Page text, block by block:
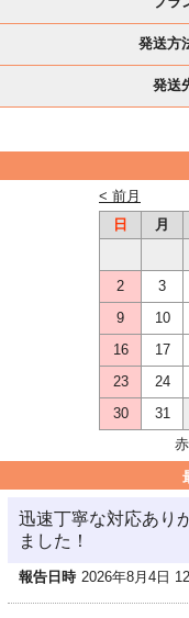
発送方
発送
< 前月
日
月
2
3
9
10
16
17
23
24
30
31
迅速丁寧な対応あり
ました！
報告日時 2026年8月4日